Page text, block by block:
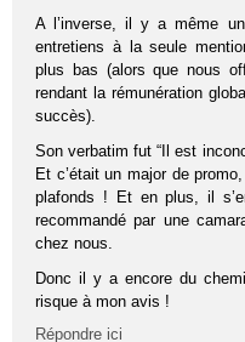
A l’inverse, il y a même
entretiens à la seule
plus bas (alors que nous
rendant la rémunération
succès).
Son verbatim fut “Il est
Et c’était un major de
plafonds ! Et en plus, il
recommandé par une
chez nous.
Donc il y a encore du
risque à mon avis !
Répondre ici